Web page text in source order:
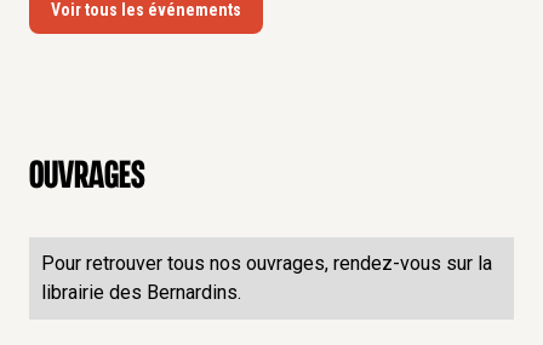
Voir tous les événements
Ouvrages
Pour retrouver tous nos ouvrages, rendez-vous sur la
librairie des Bernardins.